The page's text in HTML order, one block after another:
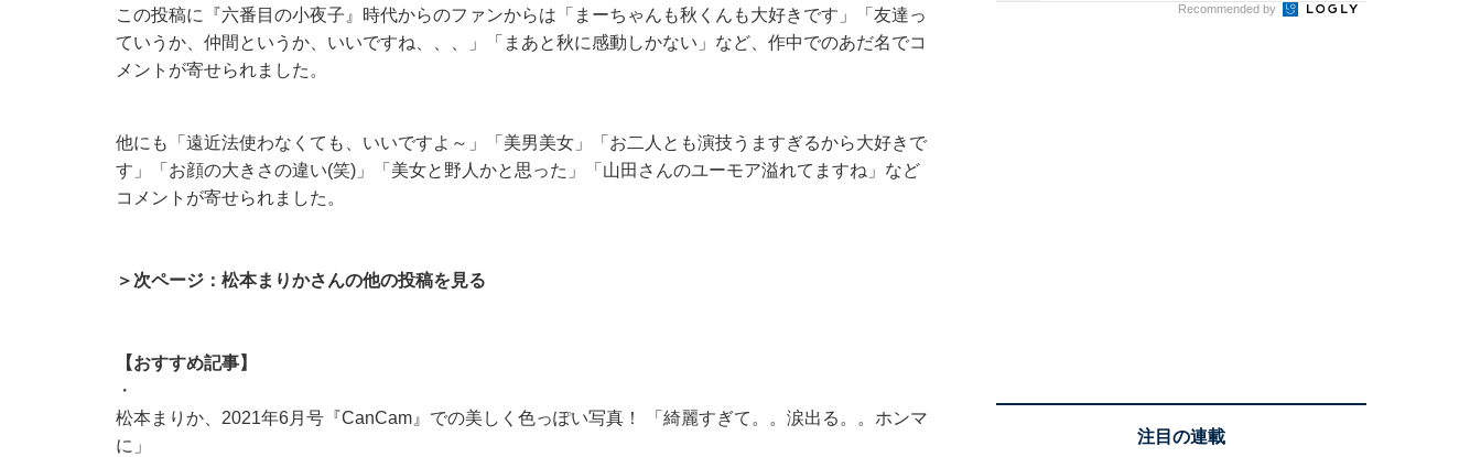
この投稿に『六番目の小夜子』時代からのファンからは「まーちゃんも秋くんも大好きです」「友達っ
ていうか、仲間というか、いいですね、、、」「まあと秋に感動しかない」など、作中でのあだ名でコ
メントが寄せられました。
他にも「遠近法使わなくても、いいですよ～」「美男美女」「お二人とも演技うますぎるから大好きで
す」「お顔の大きさの違い(笑)」「美女と野人かと思った」「山田さんのユーモア溢れてますね」など
コメントが寄せられました。
＞次ページ：松本まりかさんの他の投稿を見る
【おすすめ記事】
・
松本まりか、2021年6月号『CanCam』での美しく色っぽい写真！ 「綺麗すぎて。。涙出る。。ホンマ
に」
Recommended by
注目の連載